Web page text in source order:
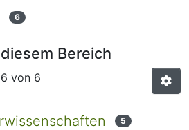
6
Bereich
von 6
5